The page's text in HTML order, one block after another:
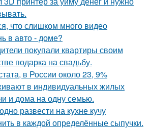
что слишком много видео
в авто - доме?
покупали квартиры своим
подарка на свадьбу.
в России около 23, 9%
в индивидуальных жилых
и дома на одну семью.
развести на кухне кучу
в каждой определённые сыпучки.